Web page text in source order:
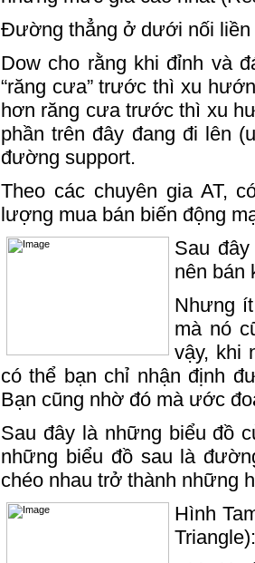
Đường thẳng ở dưới nối
Dow cho rằng khi đỉnh và
“răng cưa” trước thì xu
hơn răng cưa trước thì xu
phần trên đây đang đi lên
đường support.
Theo các chuyên gia AT,
lượng mua bán biến động
Sau
nên bán
Nhưng
mà nó
vậy, khi
có thể bạn chỉ nhận định
Bạn cũng nhờ đó mà ước
Sau đây là những biểu đồ
những biểu đồ sau là
chéo nhau trở thành những
Hình
Triangle):